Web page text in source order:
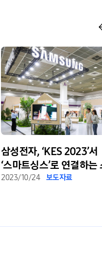
삼성전자, ‘KES 2023’서
‘스마트싱스’로 연결하는
제안
2023/10/24 보도자료